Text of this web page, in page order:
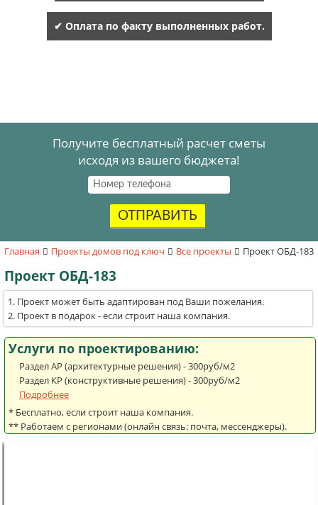
✔ Оплата по факту выполненных работ.
Получите бесплатный расчет сметы
исходя из вашего бюджета!
ОТПРАВИТЬ
Главная Проекты домов под ключ Все проекты Проект ОБД-183
Проект ОБД-183
Проект может быть адаптирован под Ваши пожелания.
Проект в подарок - если строит наша компания.
Услуги по проектированию:
Раздел АР (архитектурные решения) - 300руб/м2
Раздел КР (конструктивные решения) - 300руб/м2
Подробнее
* Бесплатно, если строит наша компания.
** Работаем с регионами (онлайн связь: почта, мессенджеры).